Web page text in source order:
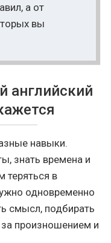
а от
вы
английский
навыки.
знать времена и
теряться в
одновременно
смысл, подбирать
произношением и